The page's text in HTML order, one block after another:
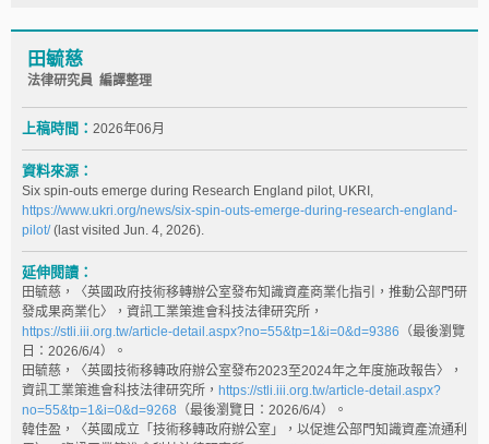
田毓慈
法律研究員 編譯整理
上稿時間： 2026年06月
資料來源：
Six spin-outs emerge during Research England pilot, UKRI,
https://www.ukri.org/news/six-spin-outs-emerge-during-research-england-
pilot/(last visited Jun. 4, 2026).
延伸閱讀：
田毓慈，〈英國政府技術移轉辦公室發布知識資產商業化指引，推動公部門研
發成果商業化〉，資訊工業策進會科技法律研究所，
https://stli.iii.org.tw/article-detail.aspx?no=55&tp=1&i=0&d=9386 （最後瀏覽
日：2026/6/4）。
田毓慈，〈英國技術移轉政府辦公室發布2023至2024年之年度施政報告〉，
資訊工業策進會科技法律研究所， https://stli.iii.org.tw/article-detail.aspx?
no=55&tp=1&i=0&d=9268 （最後瀏覽日：2026/6/4）。
韓佳盈，〈英國成立「技術移轉政府辦公室」，以促進公部門知識資產流通利